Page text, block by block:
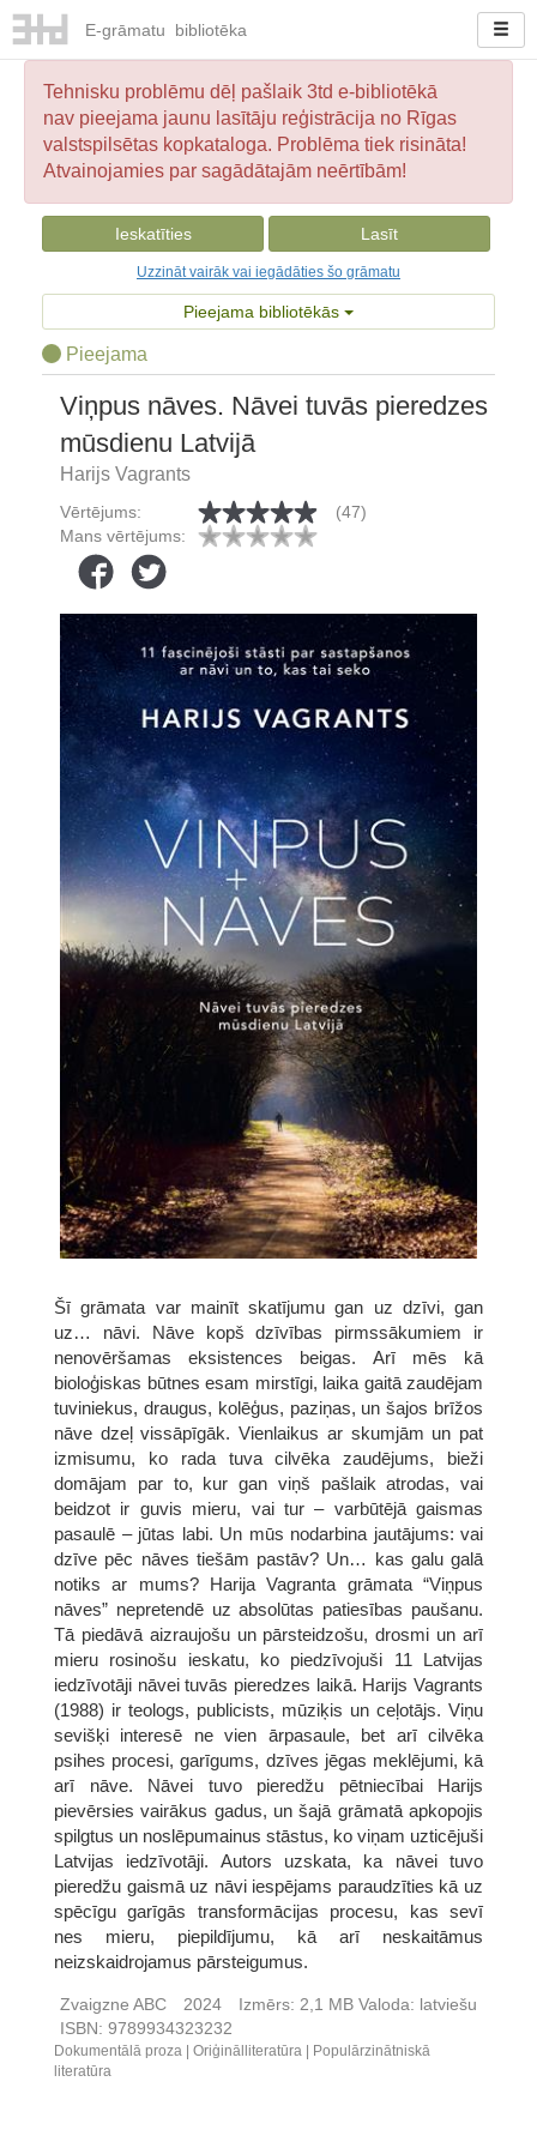
E-grāmatu bibliotēka
Tehnisku problēmu dēļ pašlaik 3td e-bibliotēkā
nav pieejama jaunu lasītāju reģistrācija no Rīgas
valstspilsētas kopkataloga. Problēma tiek risināta!
Atvainojamies par sagādātajām neērtībām!
Ieskatīties Lasīt
Uzzināt vairāk vai iegādāties šo grāmatu
Pieejama bibliotēkās
Pieejama
Viņpus nāves. Nāvei tuvās pieredzes
mūsdienu Latvijā
Harijs Vagrants
Vērtējums:
(47)
Mans vērtējums:
Šī grāmata var mainīt skatījumu gan uz dzīvi, gan
uz… nāvi. Nāve kopš dzīvības pirmssākumiem ir
nenovēršamas eksistences beigas. Arī mēs kā
bioloģiskas būtnes esam mirstīgi, laika gaitā zaudējam
tuviniekus, draugus, kolēģus, paziņas, un šajos brīžos
nāve dzeļ vissāpīgāk. Vienlaikus ar skumjām un pat
izmisumu, ko rada tuva cilvēka zaudējums, bieži
domājam par to, kur gan viņš pašlaik atrodas, vai
beidzot ir guvis mieru, vai tur – varbūtējā gaismas
pasaulē – jūtas labi. Un mūs nodarbina jautājums: vai
dzīve pēc nāves tiešām pastāv? Un… kas galu galā
notiks ar mums? Harija Vagranta grāmata “Viņpus
nāves” nepretendē uz absolūtas patiesības paušanu.
Tā piedāvā aizraujošu un pārsteidzošu, drosmi un arī
mieru rosinošu ieskatu, ko piedzīvojuši 11 Latvijas
iedzīvotāji nāvei tuvās pieredzes laikā. Harijs Vagrants
(1988) ir teologs, publicists, mūziķis un ceļotājs. Viņu
sevišķi interesē ne vien ārpasaule, bet arī cilvēka
psihes procesi, garīgums, dzīves jēgas meklējumi, kā
arī nāve. Nāvei tuvo pieredžu pētniecībai Harijs
pievērsies vairākus gadus, un šajā grāmatā apkopojis
spilgtus un noslēpumainus stāstus, ko viņam uzticējuši
Latvijas iedzīvotāji. Autors uzskata, ka nāvei tuvo
pieredžu gaismā uz nāvi iespējams paraudzīties kā uz
spēcīgu garīgās transformācijas procesu, kas sevī
nes mieru, piepildījumu, kā arī neskaitāmus
neizskaidrojamus pārsteigumus.
Zvaigzne ABC 2024 Izmērs: 2,1 MB Valoda: latviešu
ISBN: 9789934323232
Dokumentālā proza Oriģinālliteratūra
Populārzinātniskā
literatūra